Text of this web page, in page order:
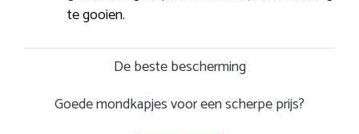
te gooien.
De beste bescherming
Goede mondkapjes voor een scherpe prijs?